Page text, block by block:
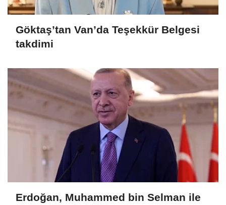
Göktaş’tan Van’da Teşekkür Belgesi
takdimi
Erdoğan, Muhammed bin Selman ile